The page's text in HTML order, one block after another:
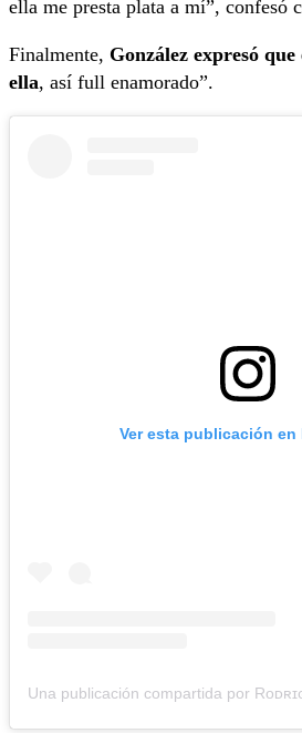
ella me presta plata a mí”, confesó
Finalmente, González expresó
ella, así full enamorado”.
Ver esta publicación en